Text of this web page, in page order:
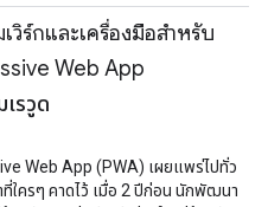
เวิร์กและเครื่องมือสำหรับ
Web App
เรวูด
Web App (PWA) เผยแพร่ไปทั่ว
ที่ใครๆ คาดไว้ เมื่อ 2 ปีก่อน นักพัฒนา